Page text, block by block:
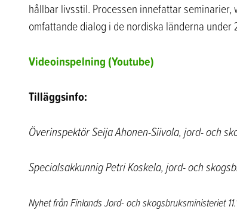
hållbar livsstil. Processen innefattar
omfattande dialog i de nordiska länderna under
Videoinspelning (Youtube)
Tilläggsinfo:
Överinspektör Seija Ahonen-Siivola, jord- och
Specialsakkunnig Petri Koskela, jord- och
Nyhet från Finlands Jord- och skogsbruksministeriet